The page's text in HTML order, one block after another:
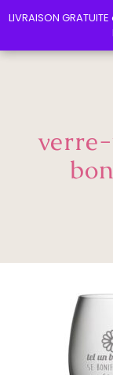
LIVRAISON
LIVRAISON